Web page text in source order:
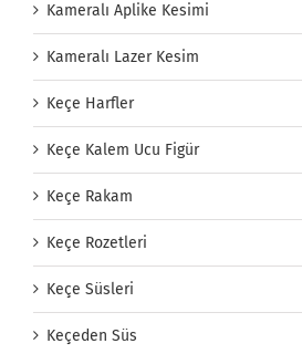
Kameralı Aplike Kesimi
Kameralı Lazer Kesim
Keçe Harfler
Keçe Kalem Ucu Figür
Keçe Rakam
Keçe Rozetleri
Keçe Süsleri
Keçeden Süs